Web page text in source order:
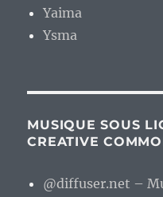
Yaima
Ysma
MUSIQUE SOUS
CREATIVE
@diffuser.net –